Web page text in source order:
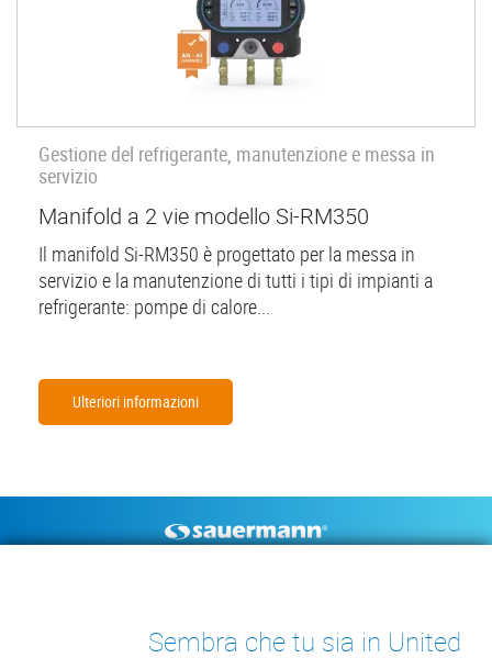
Gestione del refrigerante, manutenzione e messa in
servizio
Manifold a 2 vie modello Si-RM350
Il manifold Si-RM350 è progettato per la messa in
servizio e la manutenzione di tutti i tipi di impianti a
refrigerante: pompe di calore...
Ulteriori informazioni
DOCUMENTAZIONE TECNICA
Sembra che tu sia in United